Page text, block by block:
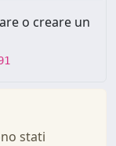
o creare un
stati